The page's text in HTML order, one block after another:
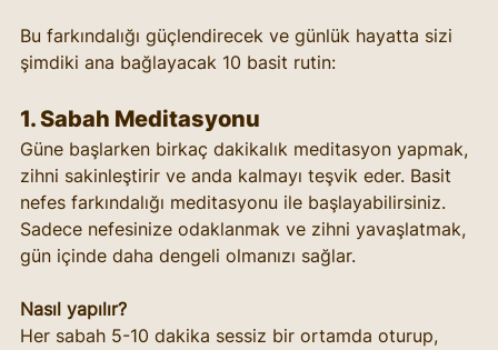
Bu farkındalığı güçlendirecek ve günlük hayatta sizi
şimdiki ana bağlayacak 10 basit rutin:
1. Sabah Meditasyonu
Güne başlarken birkaç dakikalık meditasyon yapmak,
zihni sakinleştirir ve anda kalmayı teşvik eder. Basit
nefes farkındalığı meditasyonu ile başlayabilirsiniz.
Sadece nefesinize odaklanmak ve zihni yavaşlatmak,
gün içinde daha dengeli olmanızı sağlar.
Nasıl yapılır?
Her sabah 5-10 dakika sessiz bir ortamda oturup,